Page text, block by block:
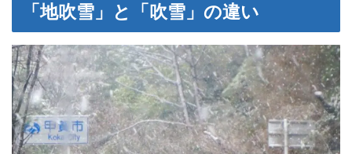
「地吹雪」と「吹雪」の違い